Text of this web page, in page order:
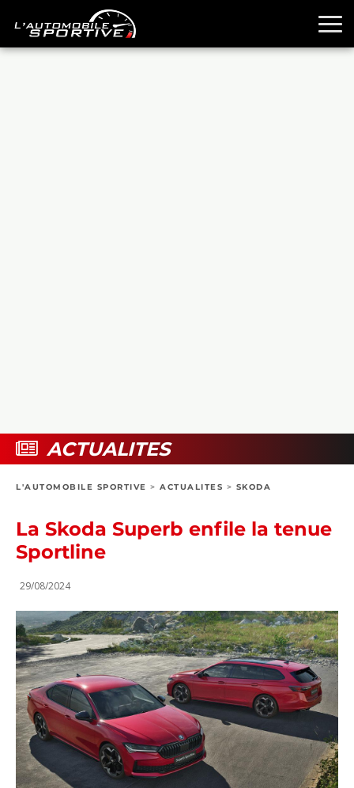
BOUTIQUE
ACTUALITES
L'AUTOMOBILE SPORTIVE > ACTUALITES > SKODA
La Skoda Superb enfile la tenue
Sportline
29/08/2024